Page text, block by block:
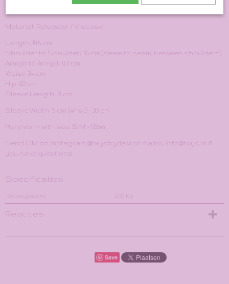
Material: Polyester / Viscose
Length: 145 cm
Shoulder to Shoulder: 36 cm (seam to seam, between shoulders)
Armpit to Armpit: 43 cm
Waist: 34 cm
Hip: 60 cm
Sleeve Length: 71 cm
Sleeve Width: 9 cm (wrist) - 30 cm
Here worn with size S/M > 1.65m
Send DM on instagram @twysbydewi or mailto: info@twys.nl if
you have questions
Specificaties
Bruto gewicht 2,00 Kg
Reacties
Save